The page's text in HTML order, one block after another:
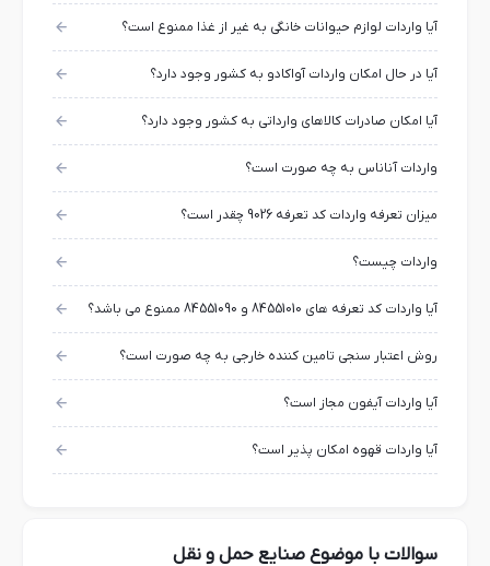
آیا واردات لوازم حیوانات خانگی به غیر از غذا ممنوع است؟
آیا در حال امکان واردات آواکادو به کشور وجود دارد؟
آیا امکان صادرات کالاهای وارداتی به کشور وجود دارد؟
واردات آناناس به چه صورت است؟
میزان تعرفه واردات کد تعرفه 9026 چقدر است؟
واردات چیست؟
آیا واردات کد تعرفه های 84551010 و 84551090 ممنوع می باشد؟
روش اعتبار سنجی تامین کننده خارجی به چه صورت است؟
آیا واردات آیفون مجاز است؟
آیا واردات قهوه امکان پذیر است؟
سوالات با موضوع صنایع حمل و نقل